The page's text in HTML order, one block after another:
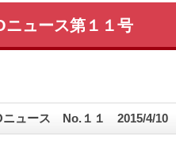
ニュース第１１号
ニュース No.１１ 2015/4/10